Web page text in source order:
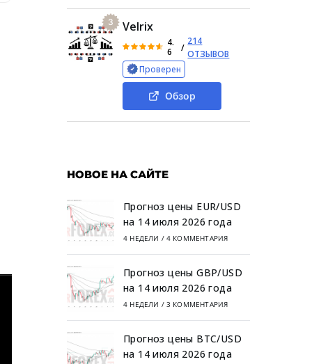
3 Velrix
4.
6
/
214
ОТЗЫВОВ
Проверен
Обзор
НОВОЕ НА САЙТЕ
Прогноз цены EUR/USD
на 14 июля 2026 года
4 НЕДЕЛИ / 4 КОММЕНТАРИЯ
Прогноз цены GBP/USD
на 14 июля 2026 года
4 НЕДЕЛИ / 3 КОММЕНТАРИЯ
Прогноз цены BTC/USD
на 14 июля 2026 года